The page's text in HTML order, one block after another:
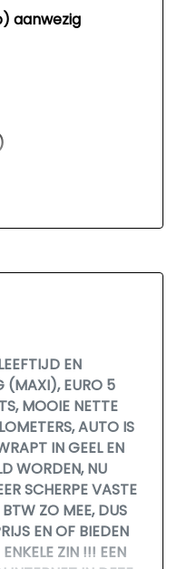
aanwezig
voor
EN
(MAXI), EURO 5
MOOIE NETTE
AUTO IS
IN GEEL EN
WORDEN, NU
SCHERPE VASTE
ZO MEE, DUS
EN OF BIEDEN
ZIN !!! EEN